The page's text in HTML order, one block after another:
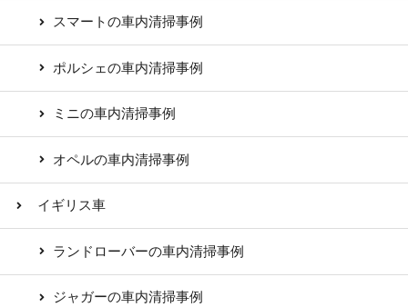
スマートの車内清掃事例
ポルシェの車内清掃事例
ミニの車内清掃事例
オペルの車内清掃事例
イギリス車
ランドローバーの車内清掃事例
ジャガーの車内清掃事例